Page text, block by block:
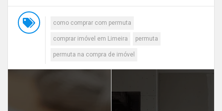
como comprar com permuta
comprar imóvel em Limeira permuta
permuta na compra de imóvel